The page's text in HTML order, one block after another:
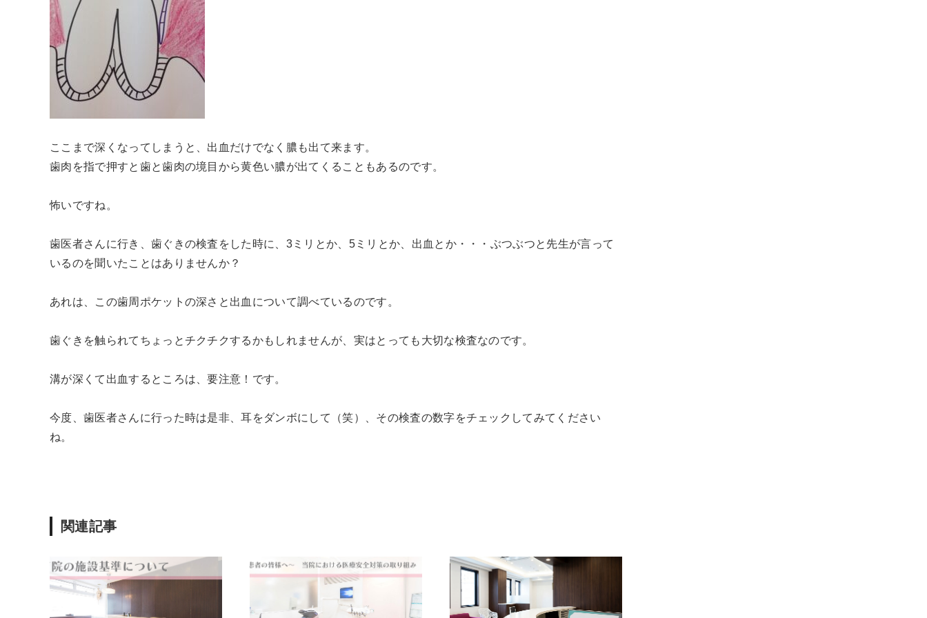
ここまで深くなってしまうと、出血だけでなく膿も出て来ます。
歯肉を指で押すと歯と歯肉の境目から黄色い膿が出てくることもあるのです。
怖いですね。
歯医者さんに行き、歯ぐきの検査をした時に、3ミリとか、5ミリとか、出血とか・・・ぶつぶつと先生が言って
いるのを聞いたことはありませんか？
あれは、この歯周ポケットの深さと出血について調べているのです。
歯ぐきを触られてちょっとチクチクするかもしれませんが、実はとっても大切な検査なのです。
溝が深くて出血するところは、要注意！です。
今度、歯医者さんに行った時は是非、耳をダンボにして（笑）、その検査の数字をチェックしてみてください
ね。
関連記事